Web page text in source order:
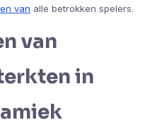
van alle betrokken spelers.
van
in